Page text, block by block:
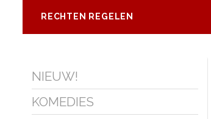
RECHTEN REGELEN
NIEUW!
KOMEDIES